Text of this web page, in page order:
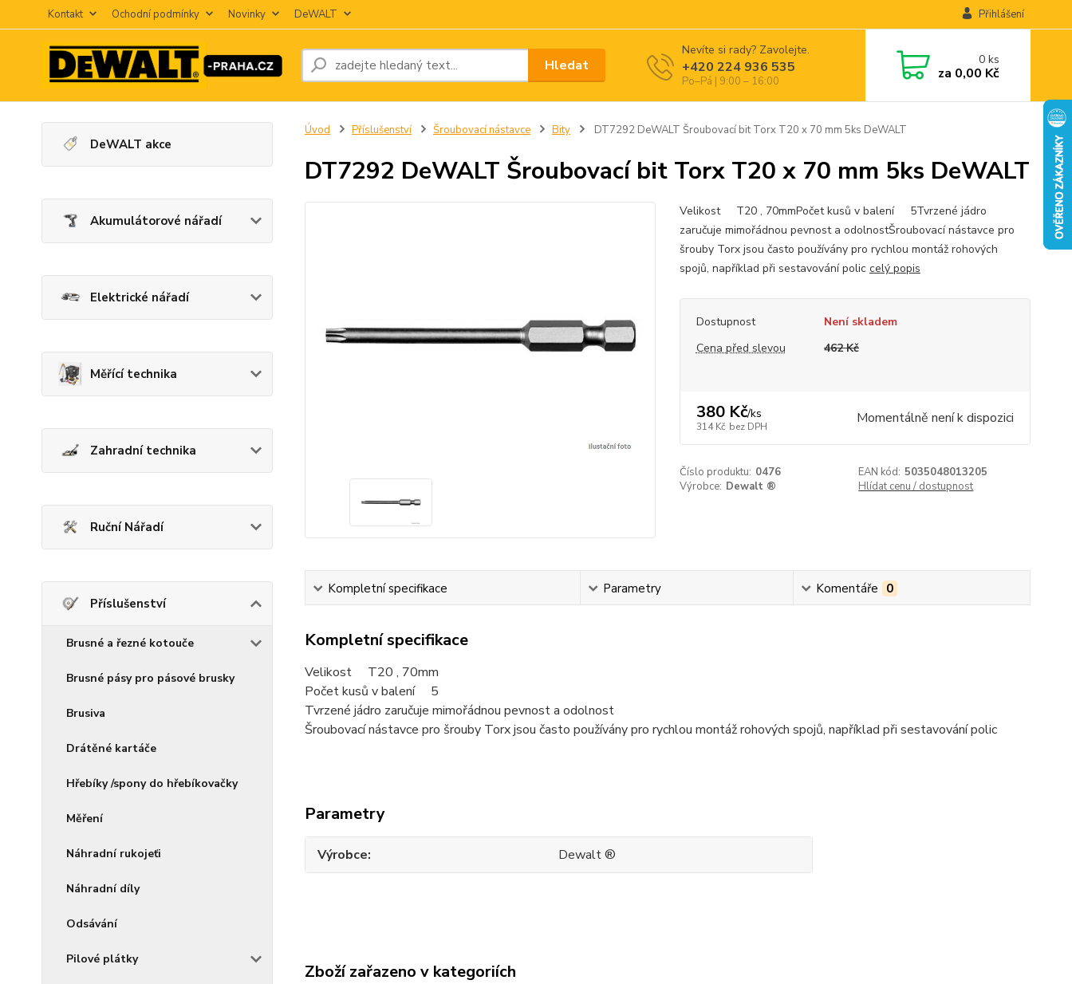
Kontakt Ochodní podmínky Novinky DeWALT Přihlášení
Hledat
Nevíte si rady? Zavolejte.
+420 224 936 535
Po–Pá | 9:00 – 16:00
0ks
za 0,00 Kč
DeWALT akce
Akumulátorové nářadí
Elektrické nářadí
Měřící technika
Zahradní technika
Ruční Nářadí
Příslušenství
Brusné a řezné kotouče
Brusné pásy pro pásové brusky
Brusiva
Drátěné kartáče
Hřebíky /spony do hřebíkovačky
Měření
Náhradní rukojeťi
Náhradní díly
Odsávání
Pilové plátky
Úvod Příslušenství Šroubovací nástavce Bity DT7292 DeWALT Šroubovací bit Torx T20 x 70 mm 5ks DeWALT
DT7292 DeWALT Šroubovací bit Torx T20 x 70 mm 5ks DeWALT
Velikost T20 , 70mmPočet kusů v balení 5Tvrzené jádro
zaručuje mimořádnou pevnost a odolnostŠroubovací nástavce pro
šrouby Torx jsou často používány pro rychlou montáž rohových
spojů, například při sestavování polic celý popis
Dostupnost
Není skladem
Cena před slevou
462 Kč
380 Kč/ks
314 Kč bez DPH Momentálně není k dispozici
Číslo produktu: 0476 EAN kód: 5035048013205
Výrobce: Dewalt ® Hlídat cenu / dostupnost
Kompletní specifikace Parametry Komentáře 0
Kompletní specifikace
Velikost T20 , 70mm
Počet kusů v balení 5
Tvrzené jádro zaručuje mimořádnou pevnost a odolnost
Šroubovací nástavce pro šrouby Torx jsou často používány pro rychlou montáž rohových spojů, například při sestavování polic
Parametry
Výrobce Dewalt ®
Zboží zařazeno v kategoriích